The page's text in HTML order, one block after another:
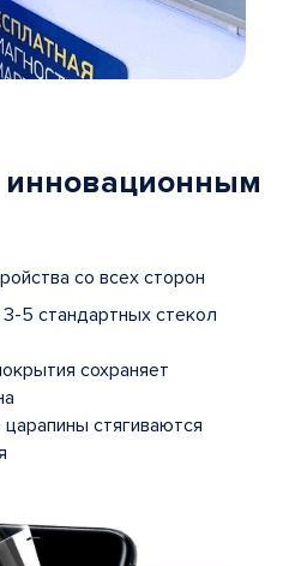
инновационным
со всех сторон
5 стандартных стекол
сохраняет
стягиваются